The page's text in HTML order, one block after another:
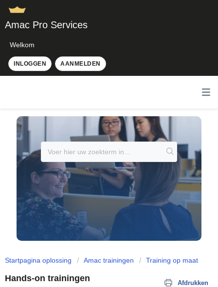
Amac Pro Services
Welkom
INLOGGEN AANMELDEN
Startpagina oplossing Amac trainingen Training op maat
Hands-on trainingen Afdrukken